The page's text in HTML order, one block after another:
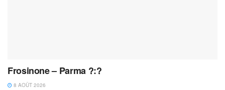
Frosinone – Parma ?:?
8 AOÛT 2026